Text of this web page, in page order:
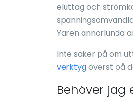
eluttag och
Yaren annorlunda
Inte säker på om
verktygöverst på
Behöver jag